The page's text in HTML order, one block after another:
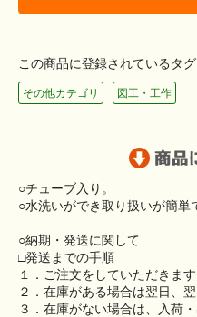
この商品に登録されているタグ
その他カテゴリ 図工・工作
○チューブ入り。
○水洗いができ取り扱いが簡単
○納期・発送に関して
□発送までの手順
１．ご注文をしていただきます
２．在庫がある場合は翌日、
３．在庫がない場合は、入荷